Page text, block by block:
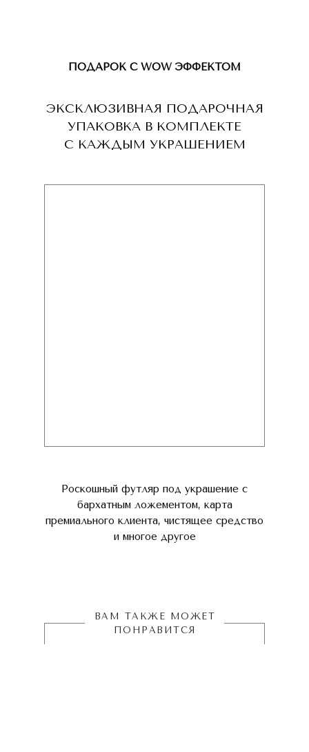
ЭКСКЛЮЗИВНАЯ ПОДАРОЧНАЯ
УПАКОВКА В КОМПЛЕКТЕ
С КАЖДЫМ УКРАШЕНИЕМ
Роскошный футляр под украшение с
бархатным ложементом, карта
премиального клиента, чистящее средство
и многое другое
ПОДАРОК С WOW ЭФФЕКТОМ
ВАМ ТАКЖЕ МОЖЕТ
ПОНРАВИТСЯ